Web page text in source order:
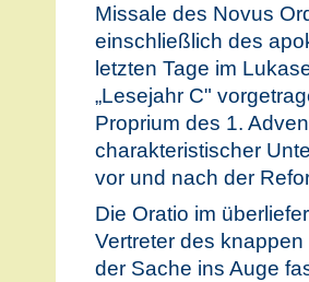
Missale des Novus
einschließlich des
letzten Tage im
„Lesejahr C"
Proprium des 1.
charakteristischer
vor und nach der
Die Oratio im
Vertreter des
der Sache ins Auge